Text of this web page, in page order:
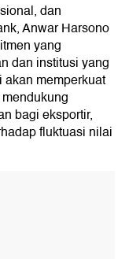
dan
Anwar Harsono
yang
dan institusi yang
memperkuat
bagi eksportir,
fluktuasi nilai